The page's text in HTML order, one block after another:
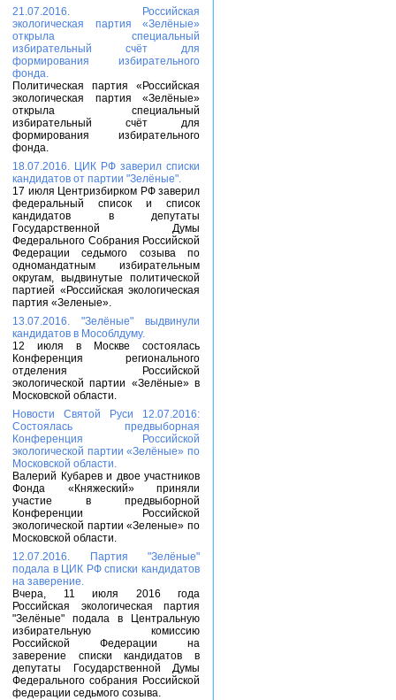
21.07.2016. Российская
экологическая партия «Зелёные»
открыла специальный
избирательный счёт для
формирования избирательного
фонда.
Политическая партия «Российская
экологическая партия «Зелёные»
открыла специальный
избирательный счёт для
формирования избирательного
фонда.
18.07.2016. ЦИК РФ заверил списки
кандидатов от партии "Зелёные".
17 июля Центризбирком РФ заверил
федеральный список и список
кандидатов в депутаты
Государственной Думы
Федерального Собрания Российской
Федерации седьмого созыва по
одномандатным избирательным
округам, выдвинутые политической
партией «Российская экологическая
партия «Зеленые».
13.07.2016. "Зелёные" выдвинули
кандидатов в Мособлдуму.
12 июля в Москве состоялась
Конференция регионального
отделения Российской
экологической партии «Зелёные» в
Московской области.
Новости Святой Руси 12.07.2016:
Состоялась предвыборная
Конференция Российской
экологической партии «Зелёные» по
Московской области.
Валерий Кубарев и двое участников
Фонда «Княжеский» приняли
участие в предвыборной
Конференции Российской
экологической партии «Зеленые» по
Московской области.
12.07.2016. Партия "Зелёные"
подала в ЦИК РФ списки кандидатов
на заверение.
Вчера, 11 июля 2016 года
Российская экологическая партия
"Зелёные" подала в Центральную
избирательную комиссию
Российской Федерации на
заверение списки кандидатов в
депутаты Государственной Думы
Федерального собрания Российской
федерации седьмого созыва.